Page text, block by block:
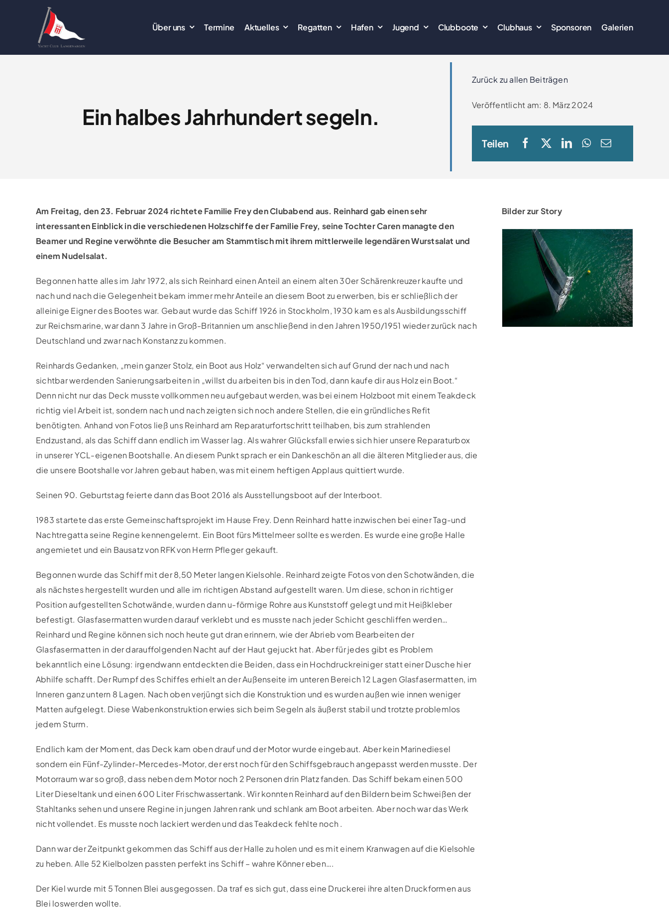
Über uns Termine Aktuelles Regatten Hafen Jugend Clubboote Clubhaus Sponsoren Galerien
Ein halbes Jahrhundert segeln.
Zurück zu allen Beiträgen
Veröffentlicht am: 8. März 2024
Teilen
Am Freitag, den 23. Februar 2024 richtete Familie Frey den Clubabend aus. Reinhard gab einen sehr
interessanten Einblick in die verschiedenen Holzschiffe der Familie Frey, seine Tochter Caren managte den
Beamer und Regine verwöhnte die Besucher am Stammtisch mit ihrem mittlerweile legendären Wurstsalat und
einem Nudelsalat.
Begonnen hatte alles im Jahr 1972, als sich Reinhard einen Anteil an einem alten 30er Schärenkreuzer kaufte und
nach und nach die Gelegenheit bekam immer mehr Anteile an diesem Boot zu erwerben, bis er schließlich der
alleinige Eigner des Bootes war. Gebaut wurde das Schiff 1926 in Stockholm, 1930 kam es als Ausbildungsschiff
zur Reichsmarine, war dann 3 Jahre in Groß-Britannien um anschließend in den Jahren 1950/1951 wieder zurück nach
Deutschland und zwar nach Konstanz zu kommen.
Reinhards Gedanken, „mein ganzer Stolz, ein Boot aus Holz“ verwandelten sich auf Grund der nach und nach
sichtbar werdenden Sanierungsarbeiten in „willst du arbeiten bis in den Tod, dann kaufe dir aus Holz ein Boot.“
Denn nicht nur das Deck musste vollkommen neu aufgebaut werden, was bei einem Holzboot mit einem Teakdeck
richtig viel Arbeit ist, sondern nach und nach zeigten sich noch andere Stellen, die ein gründliches Refit
benötigten. Anhand von Fotos ließ uns Reinhard am Reparaturfortschritt teilhaben, bis zum strahlenden
Endzustand, als das Schiff dann endlich im Wasser lag. Als wahrer Glücksfall erwies sich hier unsere Reparaturbox
in unserer YCL-eigenen Bootshalle. An diesem Punkt sprach er ein Dankeschön an all die älteren Mitglieder aus, die
die unsere Bootshalle vor Jahren gebaut haben, was mit einem heftigen Applaus quittiert wurde.
Seinen 90. Geburtstag feierte dann das Boot 2016 als Ausstellungsboot auf der Interboot.
1983 startete das erste Gemeinschaftsprojekt im Hause Frey. Denn Reinhard hatte inzwischen bei einer Tag-und
Nachtregatta seine Regine kennengelernt. Ein Boot fürs Mittelmeer sollte es werden. Es wurde eine große Halle
angemietet und ein Bausatz von RFK von Herrn Pfleger gekauft.
Begonnen wurde das Schiff mit der 8,50 Meter langen Kielsohle. Reinhard zeigte Fotos von den Schotwänden, die
als nächstes hergestellt wurden und alle im richtigen Abstand aufgestellt waren. Um diese, schon in richtiger
Position aufgestellten Schotwände, wurden dann u-förmige Rohre aus Kunststoff gelegt und mit Heißkleber
befestigt. Glasfasermatten wurden darauf verklebt und es musste nach jeder Schicht geschliffen werden…
Reinhard und Regine können sich noch heute gut dran erinnern, wie der Abrieb vom Bearbeiten der
Glasfasermatten in der darauffolgenden Nacht auf der Haut gejuckt hat. Aber für jedes gibt es Problem
bekanntlich eine Lösung: irgendwann entdeckten die Beiden, dass ein Hochdruckreiniger statt einer Dusche hier
Abhilfe schafft. Der Rumpf des Schiffes erhielt an der Außenseite im unteren Bereich 12 Lagen Glasfasermatten, im
Inneren ganz untern 8 Lagen. Nach oben verjüngt sich die Konstruktion und es wurden außen wie innen weniger
Matten aufgelegt. Diese Wabenkonstruktion erwies sich beim Segeln als äußerst stabil und trotzte problemlos
jedem Sturm.
Endlich kam der Moment, das Deck kam oben drauf und der Motor wurde eingebaut. Aber kein Marinediesel
sondern ein Fünf-Zylinder-Mercedes-Motor, der erst noch für den Schiffsgebrauch angepasst werden musste. Der
Motorraum war so groß, dass neben dem Motor noch 2 Personen drin Platz fanden. Das Schiff bekam einen 500
Liter Dieseltank und einen 600 Liter Frischwassertank. Wir konnten Reinhard auf den Bildern beim Schweißen der
Stahltanks sehen und unsere Regine in jungen Jahren rank und schlank am Boot arbeiten. Aber noch war das Werk
nicht vollendet. Es musste noch lackiert werden und das Teakdeck fehlte noch .
Dann war der Zeitpunkt gekommen das Schiff aus der Halle zu holen und es mit einem Kranwagen auf die Kielsohle
zu heben. Alle 52 Kielbolzen passten perfekt ins Schiff – wahre Könner eben….
Der Kiel wurde mit 5 Tonnen Blei ausgegossen. Da traf es sich gut, dass eine Druckerei ihre alten Druckformen aus
Blei loswerden wollte.
Bilder zur Story